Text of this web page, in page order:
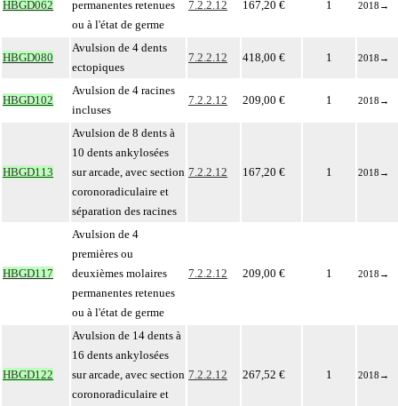
HBGD062
permanentes retenues
ou à l'état de germe
7.2.2.12 167,20 € 1 2018 →
HBGD080
Avulsion de 4 dents
ectopiques
7.2.2.12 418,00 € 1 2018 →
HBGD102
Avulsion de 4 racines
incluses
7.2.2.12 209,00 € 1 2018 →
HBGD113
Avulsion de 8 dents à
10 dents ankylosées
sur arcade, avec section
coronoradiculaire et
séparation des racines
7.2.2.12 167,20 € 1 2018 →
HBGD117
Avulsion de 4
premières ou
deuxièmes molaires
permanentes retenues
ou à l'état de germe
7.2.2.12 209,00 € 1 2018 →
HBGD122
Avulsion de 14 dents à
16 dents ankylosées
sur arcade, avec section
coronoradiculaire et
7.2.2.12 267,52 € 1 2018 →